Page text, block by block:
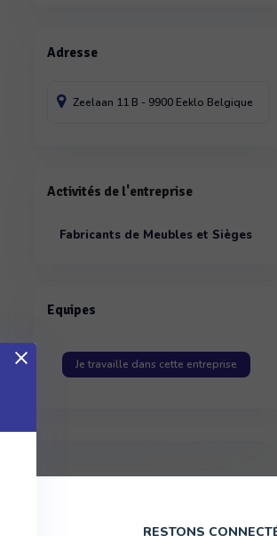
Adresse
Zeelaan 11 B - 9900 Eeklo Belgique
Activités de l'entreprise
Fabricants de Meubles et Sièges
Equipes
Je travaille dans cette entreprise
RESTONS